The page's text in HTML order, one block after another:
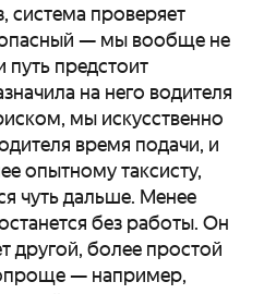
система проверяет
— мы вообще не
предстоит
на него водителя
мы искусственно
время подачи, и
опытному таксисту,
чуть дальше. Менее
без работы. Он
другой, более простой
— например,